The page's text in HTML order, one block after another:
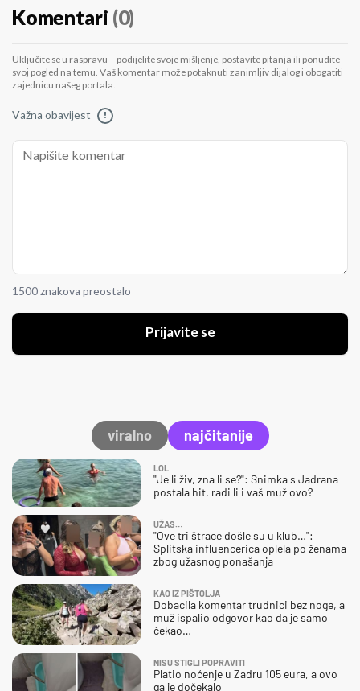
Komentari (0)
Uključite se u raspravu – podijelite svoje mišljenje, postavite pitanja ili ponudite
svoj pogled na temu. Vaš komentar može potaknuti zanimljiv dijalog i obogatiti
zajednicu našeg portala.
Važna obavijest !
1500 znakova preostalo
Prijavite se
viralno najčitanije
LOL
"Je li živ, zna li se?": Snimka s Jadrana
postala hit, radi li i vaš muž ovo?
UŽAS…
"Ove tri štrace došle su u klub…":
Splitska influencerica oplela po ženama
zbog užasnog ponašanja
KAO IZ PIŠTOLJA
Dobacila komentar trudnici bez noge, a
muž ispalio odgovor kao da je samo
čekao…
NISU STIGLI POPRAVITI
Platio noćenje u Zadru 105 eura, a ovo
ga je dočekalo